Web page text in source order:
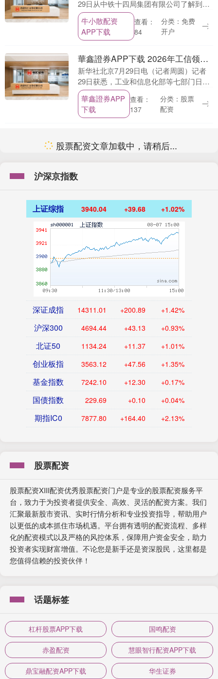
29日从中铁十四局集团有限公司了解到，
随着新型内燃双箱体长臂闪光焊机在国铁
济南局济南工务段投入作业，我国铁路道
岔焊接施工装....
牛小散配资
APP下载
查看：
84
分类：免费
开户
華鑫證券APP下载 2026年工信领域创新任务揭榜挂帅工作启动
新华社北京7月29日电（记者周圆）记者
29日获悉，工业和信息化部等七部门日前
联合印发通知，开展2026年工业和信息化
领域创新任务揭榜挂帅工作，旨在加快推
动科技创....
華鑫證券APP
下载
查看：
137
分类：股票
配资
股票配资文章加载中，请稍后...
沪深京指数
上证综指 3940.04 +39.68 +1.02%
深证成指 14311.01 +200.89 +1.42%
沪深300 4694.44 +43.13 +0.93%
北证50 1134.24 +11.37 +1.01%
创业板指 3563.12 +47.56 +1.35%
基金指数 7242.10 +12.30 +0.17%
国债指数 229.69 +0.10 +0.04%
期指IC0 7877.80 +164.40 +2.13%
股票配资
股票配资XIII配资优秀股票配资门户是专业的股票配资服务平
台，致力于为投资者提供安全、高效、灵活的配资方案。我们
汇聚最新股市资讯、实时行情分析和专业投资指导，帮助用户
以更低的成本抓住市场机遇。平台拥有透明的配资流程、多样
化的配资模式以及严格的风控体系，保障用户资金安全，助力
投资者实现财富增值。不论您是新手还是资深股民，这里都是
您值得信赖的投资伙伴！
话题标签
杠杆股票APP下载 国鸣配资
赤盈配资 慧眼智行配资APP下载
鼎宝融配资APP下载 华生证券